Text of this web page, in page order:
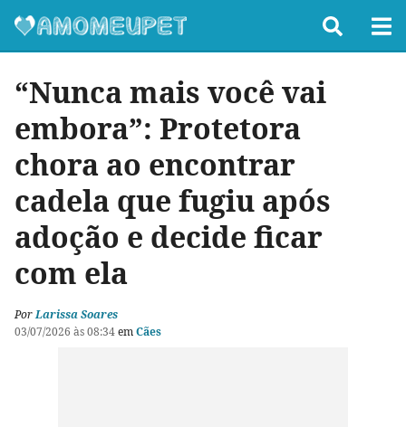
“Nunca mais você vai
embora”: Protetora
chora ao encontrar
cadela que fugiu após
adoção e decide ficar
com ela
PorLarissa Soares
03/07/2026 às 08:34emCães